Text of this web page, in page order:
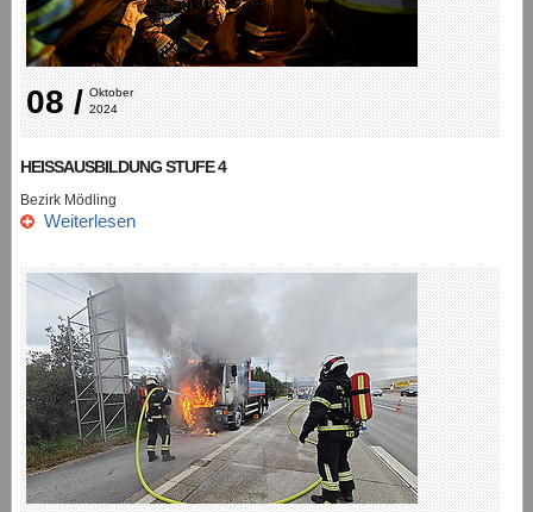
08 / Oktober
2024
HEISSAUSBILDUNG STUFE 4
Bezirk Mödling
Weiterlesen